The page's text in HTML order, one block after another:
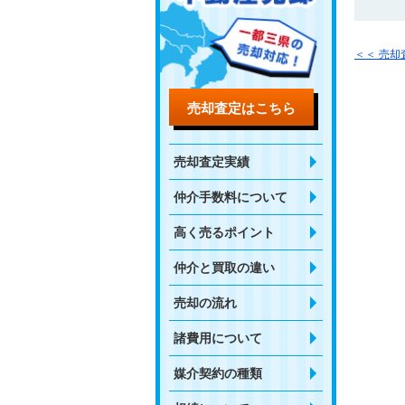
＜＜ 売
売却査定はこちら
売却査定実績
仲介手数料について
高く売るポイント
仲介と買取の違い
売却の流れ
諸費用について
媒介契約の種類